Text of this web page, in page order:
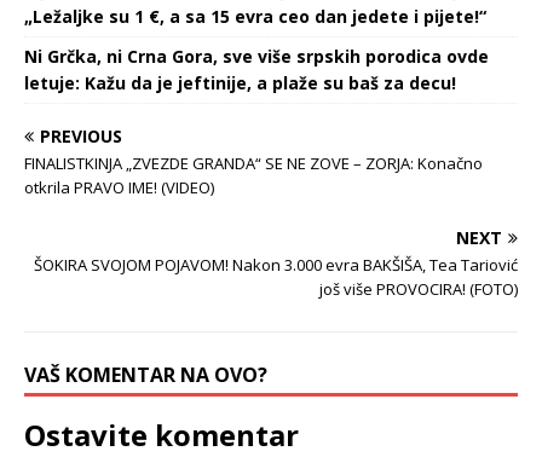
„Ležaljke su 1 €, a sa 15 evra ceo dan jedete i pijete!“
Ni Grčka, ni Crna Gora, sve više srpskih porodica ovde
letuje: Kažu da je jeftinije, a plaže su baš za decu!
PREVIOUS
FINALISTKINJA „ZVEZDE GRANDA“ SE NE ZOVE – ZORJA: Konačno
otkrila PRAVO IME! (VIDEO)
NEXT
ŠOKIRA SVOJOM POJAVOM! Nakon 3.000 evra BAKŠIŠA, Tea Tariović
još više PROVOCIRA! (FOTO)
VAŠ KOMENTAR NA OVO?
Ostavite komentar